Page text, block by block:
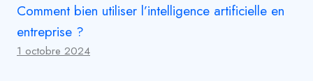
Comment bien utiliser l’intelligence artificielle en
entreprise ?
1 octobre 2024